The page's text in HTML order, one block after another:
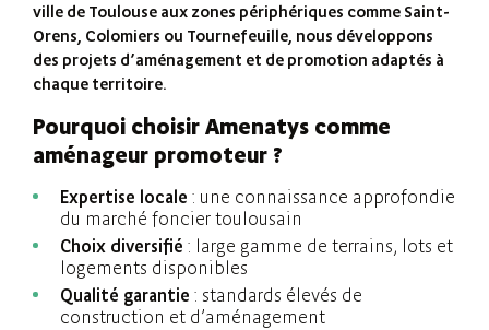
ville de Toulouse aux zones périphériques comme Saint-
Orens, Colomiers ou Tournefeuille, nous développons
des projets d’aménagement et de promotion adaptés à
chaque territoire.
Pourquoi choisir Amenatys comme
aménageur promoteur ?
Expertise locale : une connaissance approfondie
du marché foncier toulousain
Choix diversifié : large gamme de terrains, lots et
logements disponibles
Qualité garantie : standards élevés de
construction et d’aménagement